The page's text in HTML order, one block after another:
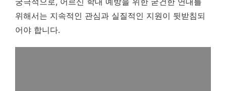
위해서는 지속적인 관심과 실질적인 지원이 뒷받침되
어야 합니다.